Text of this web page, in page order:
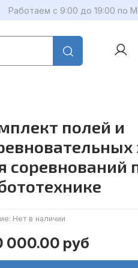
Работаем с 9:00 до 19:00 по
Нет в наличии
полей и
соревнований
000.00 руб